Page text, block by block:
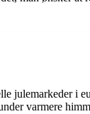
julemarkeder i
varmere